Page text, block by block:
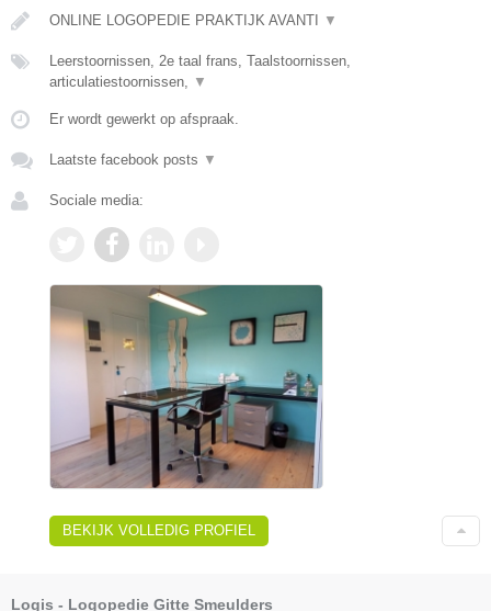
ONLINE LOGOPEDIE PRAKTIJK AVANTI ▼
Leerstoornissen, 2e taal frans, Taalstoornissen,
articulatiestoornissen,
▼
Er wordt gewerkt op afspraak.
Laatste facebook posts ▼
Sociale media:
BEKIJK VOLLEDIG PROFIEL
Logis - Logopedie Gitte Smeulders